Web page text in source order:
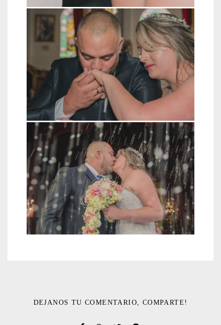
DEJANOS TU COMENTARIO, COMPARTE!